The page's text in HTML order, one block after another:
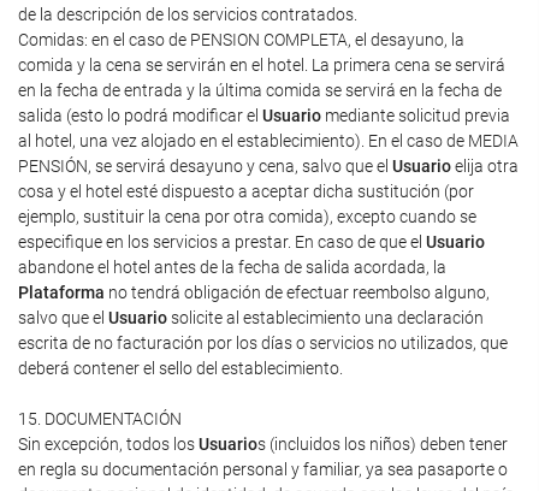
de la descripción de los servicios contratados.
Comidas: en el caso de PENSION COMPLETA, el desayuno, la
comida y la cena se servirán en el hotel. La primera cena se servirá
en la fecha de entrada y la última comida se servirá en la fecha de
salida (esto lo podrá modificar el Usuario mediante solicitud previa
al hotel, una vez alojado en el establecimiento). En el caso de MEDIA
PENSIÓN, se servirá desayuno y cena, salvo que el Usuarioelija otra
cosa y el hotel esté dispuesto a aceptar dicha sustitución (por
ejemplo, sustituir la cena por otra comida), excepto cuando se
especifique en los servicios a prestar. En caso de que el Usuario
abandone el hotel antes de la fecha de salida acordada, la
Plataforma no tendrá obligación de efectuar reembolso alguno,
salvo que el Usuariosolicite al establecimiento una declaración
escrita de no facturación por los días o servicios no utilizados, que
deberá contener el sello del establecimiento.
15. DOCUMENTACIÓN
Sin excepción, todos losUsuarios (incluidos los niños) deben tener
en regla su documentación personal y familiar, ya sea pasaporte o